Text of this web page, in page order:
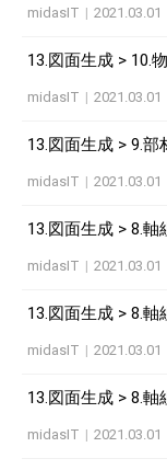
midasIT | 2021.03.01
13.図面生成 > 10.
midasIT | 2021.03.01
13.図面生成 > 9.
midasIT | 2021.03.01
13.図面生成 > 8.
midasIT | 2021.03.01
13.図面生成 > 8.
midasIT | 2021.03.01
13.図面生成 > 8.
midasIT | 2021.03.01